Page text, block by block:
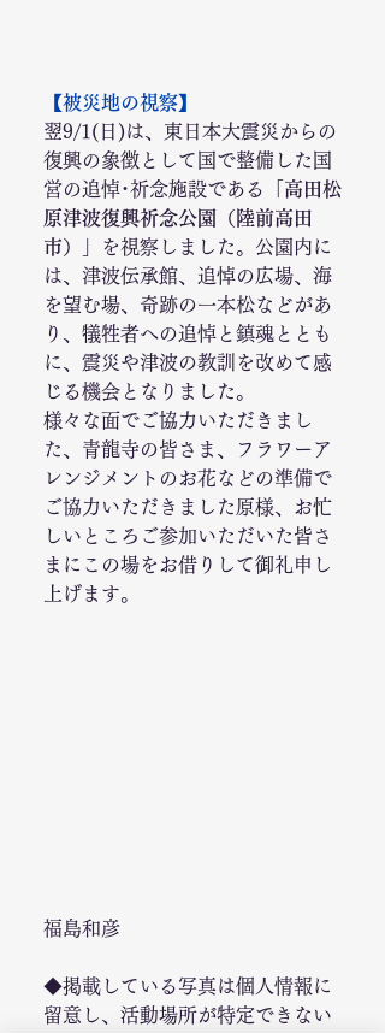
【被災地の視察】
翌9/1(日)は、東日本大震災からの
復興の象徴として国で整備した国
営の追悼･祈念施設である
「高田松
原津波復興祈念公園
（ 陸前高田
市）
を視察しました。公園内に
は、津波伝承館、追悼の広場、海
を望む場、奇跡の一本松などがあ
り、犠牲者への追悼と鎮魂ととも
に、震災や津波の教訓を改めて感
じる機会となりました。
様々な面でご協力いただきまし
た、青龍寺の皆さま、フラワーア
レンジメントのお花などの準備で
ご協力いただきました原様、お忙
しいところご参加いただいた皆さ
まにこの場をお借りして御礼申し
上げます。
福島和彦
◆掲載している写真は個人情報に
留意し、活動場所が特定できない